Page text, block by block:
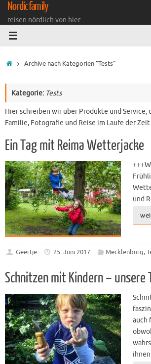
Zum
Inhalt
springen
Nordicfamily
reisen nördlich von hier...
Startseite
Archive nach Kategorien "Tests"
Kategorie: Tests
Hier schreiben wir über Produkte und Service,
Familie, Fotografie und Reise im Laufe der
Ein Tag mit Reima Wetterjacke
und
Geertje 25. Juni 2017 Mecklenburg,
Schnitzen mit Kindern – unsere
auch